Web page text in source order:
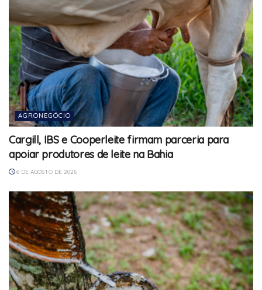
AGRONEGÓCIO
Cargill, IBS e Cooperleite firmam parceria para
apoiar produtores de leite na Bahia
6 DE AGOSTO DE 2026